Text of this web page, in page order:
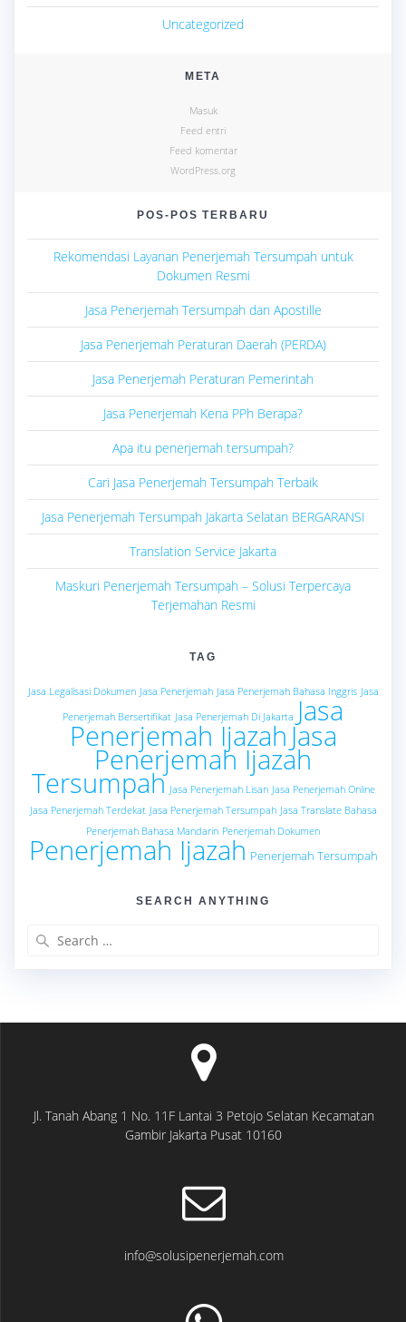
Uncategorized
META
Masuk
Feed entri
Feed komentar
WordPress.org
POS-POS TERBARU
Rekomendasi Layanan Penerjemah Tersumpah untuk
Dokumen Resmi
Jasa Penerjemah Tersumpah dan Apostille
Jasa Penerjemah Peraturan Daerah (PERDA)
Jasa Penerjemah Peraturan Pemerintah
Jasa Penerjemah Kena PPh Berapa?
Apa itu penerjemah tersumpah?
Cari Jasa Penerjemah Tersumpah Terbaik
Jasa Penerjemah Tersumpah Jakarta Selatan BERGARANSI
Translation Service Jakarta
Maskuri Penerjemah Tersumpah – Solusi Terpercaya
Terjemahan Resmi
TAG
Jasa Legalisasi Dokumen Jasa Penerjemah Jasa Penerjemah Bahasa Inggris Jasa
Penerjemah Bersertifikat Jasa Penerjemah Di Jakarta Jasa
Penerjemah Ijazah Jasa
Penerjemah Ijazah
Tersumpah Jasa Penerjemah Lisan Jasa Penerjemah Online
Jasa Penerjemah Terdekat Jasa Penerjemah Tersumpah Jasa Translate Bahasa
Penerjemah Bahasa Mandarin Penerjemah Dokumen
Penerjemah Ijazah Penerjemah Tersumpah
SEARCH ANYTHING
Jl. Tanah Abang 1 No. 11F Lantai 3 Petojo Selatan Kecamatan
Gambir Jakarta Pusat 10160
info@solusipenerjemah.com